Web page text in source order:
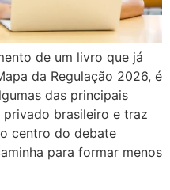
de um livro que já
da Regulação 2026, é
das principais
brasileiro e traz
centro do debate
para formar menos